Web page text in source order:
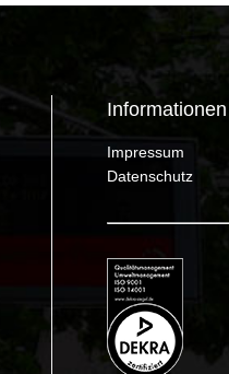
Informationen
Impressum
Datenschutz